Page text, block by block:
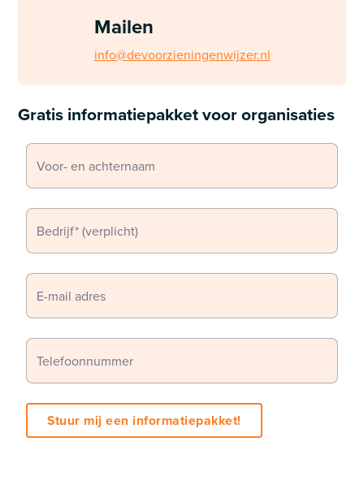
Mailen
info@devoorzieningenwijzer.nl
Gratis informatiepakket voor organisaties